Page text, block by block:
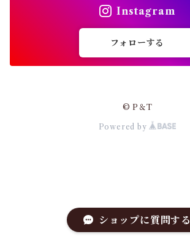
ショップに質問する
ガードル・ウエストニッパー
アウター・コート
Instagram
フォローする
© P＆T
Powered by